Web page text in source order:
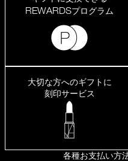
REWARDSプログラム
大切な方へのギフトに
刻印サービス
各種お支払い方